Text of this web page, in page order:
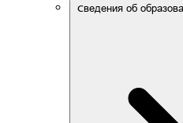
Сведения об